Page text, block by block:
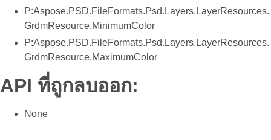
P:Aspose.PSD.FileFormats.Psd.Layers.LayerResources.
GrdmResource.MinimumColor
P:Aspose.PSD.FileFormats.Psd.Layers.LayerResources.
GrdmResource.MaximumColor
API ที่ถูกลบออก:
None